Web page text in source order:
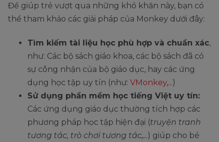
Để giúp trẻ vượt qua những khó khăn này, bạn có
thể tham khảo các giải pháp của Monkey dưới đây:
Tìm kiếm tài liệu học phù hợp và chuẩn xác,
như: Các bộ sách giáo khoa, các bộ sách đã có
sự công nhận của bộ giáo dục, hay các ứng
dụng học tập uy tín (như: VMonkey,...)
Sử dụng phần mềm học tiếng Việt uy tín:
Các ứng dụng giáo dục thường tích hợp các
phương pháp học tập hiện đại (truyện tranh
tương tác, trò chơi tương tác,...) giúp cho bé